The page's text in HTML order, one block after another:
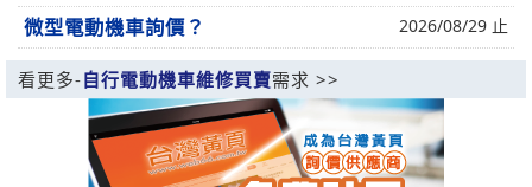
微型電動機車詢價？ 2026/08/29 止
看更多-自行電動機車維修買賣需求 >>